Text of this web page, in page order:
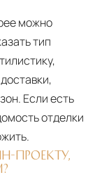
можно
тип
Если есть
отделки
ПРОЕКТУ,